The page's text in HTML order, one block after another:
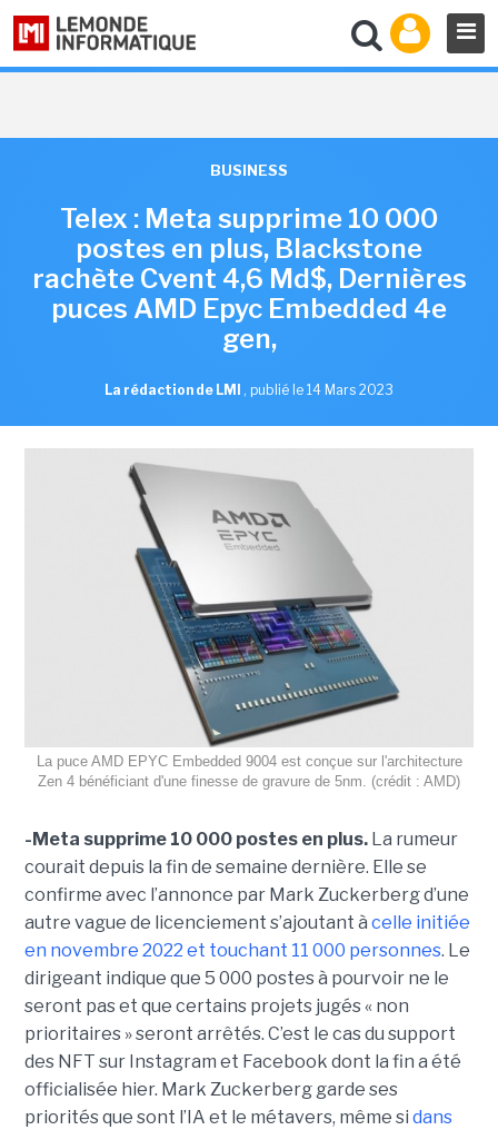
BUSINESS
Telex : Meta supprime 10 000
postes en plus, Blackstone
rachète Cvent 4,6 Md$, Dernières
puces AMD Epyc Embedded 4e
gen,
La rédaction de LMI , publié le 14 Mars 2023
La puce AMD EPYC Embedded 9004 est conçue sur l'architecture
Zen 4 bénéficiant d'une finesse de gravure de 5nm. (crédit : AMD)
- Meta supprime 10 000 postes en plus. La rumeur
courait depuis la fin de semaine dernière. Elle se
confirme avec l’annonce par Mark Zuckerberg d’une
autre vague de licenciement s’ajoutant à celle initiée
en novembre 2022 et touchant 11 000 personnes. Le
dirigeant indique que 5 000 postes à pourvoir ne le
seront pas et que certains projets jugés « non
prioritaires » seront arrêtés. C’est le cas du support
des NFT sur Instagram et Facebook dont la fin a été
officialisée hier. Mark Zuckerberg garde ses
priorités que sont l’IA et le métavers, même si dans